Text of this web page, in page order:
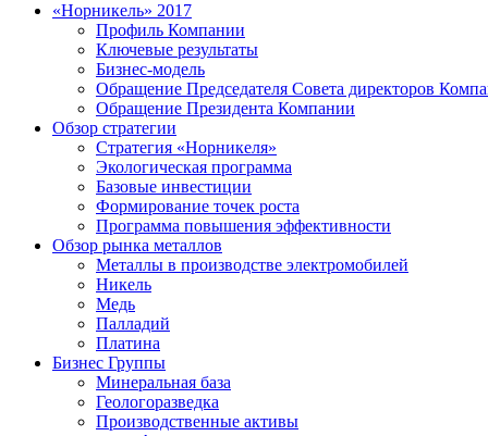
«Норникель» 2017
Профиль Компании
Ключевые результаты
Бизнес-модель
Обращение Председателя Совета директоров
Обращение Президента Компании
Обзор стратегии
Стратегия «Норникеля»
Экологическая программа
Базовые инвестиции
Формирование точек роста
Программа повышения эффективности
Обзор рынка металлов
Металлы в производстве электромобилей
Никель
Медь
Палладий
Платина
Бизнес Группы
Минеральная база
Геологоразведка
Производственные активы